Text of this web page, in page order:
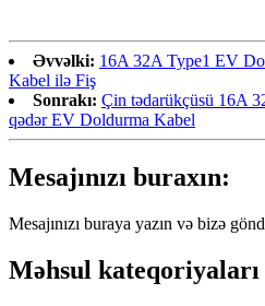
Əvvəlki: 16A 32A Type1 EV
Kabel ilə Fiş
Sonrakı: Çin tədarükçüsü 16A
qədər EV Doldurma Kabel
Mesajınızı buraxın:
Mesajınızı buraya yazın və bizə
Məhsul kateqoriyaları